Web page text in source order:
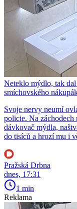
Neteklo mýdlo, tak
smíchovského
Svoje nervy neumí
policie. Na
dávkovač mýdla,
do tisíců a hrozí mu i
Pražská Drbna
dnes, 17:31
1 min
Reklama